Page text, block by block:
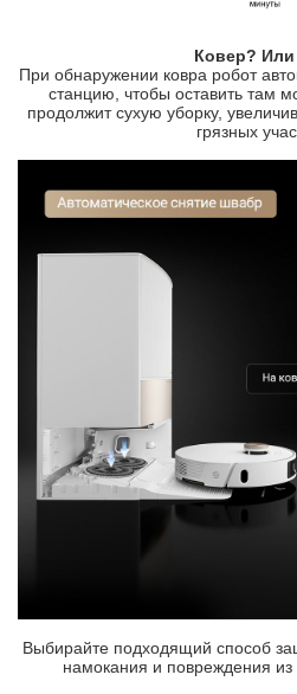
Ковер? Или
При обнаружении ковра робот
станцию, чтобы оставить там
продолжит сухую уборку,
грязных
Выбирайте подходящий способ
намокания и повреждения из